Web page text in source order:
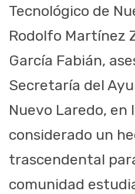
Tecnológico de
Rodolfo Martínez
García Fabián,
Secretaría del
Nuevo Laredo, en
considerado un
trascendental
comunidad